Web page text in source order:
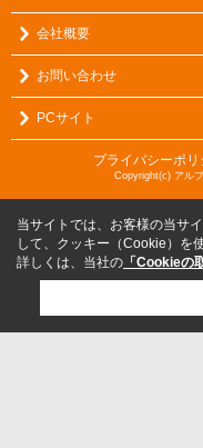
会社概要
お問い合わせ
PCサイト
プライバシーポリ
Copyright(c) アル
当サイトでは、お客様の当サ
して、クッキー（Cookie）を
詳しくは、当社の 「Cookieの